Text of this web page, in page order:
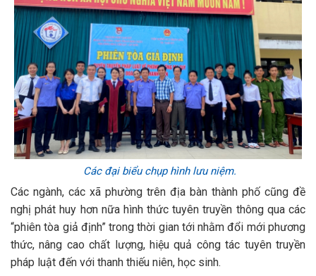
Các đại biểu chụp hình lưu niệm.
Các ngành, các xã phường trên địa bàn thành phố cũng đề
nghị phát huy hơn nữa hình thức tuyên truyền thông qua các
“phiên tòa giả định” trong thời gian tới nhằm đổi mới phương
thức, nâng cao chất lượng, hiệu quả công tác tuyên truyền
pháp luật đến với thanh thiếu niên, học sinh.